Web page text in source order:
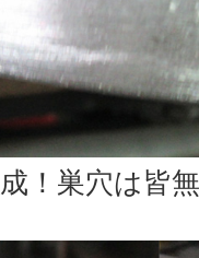
！巣穴は皆無